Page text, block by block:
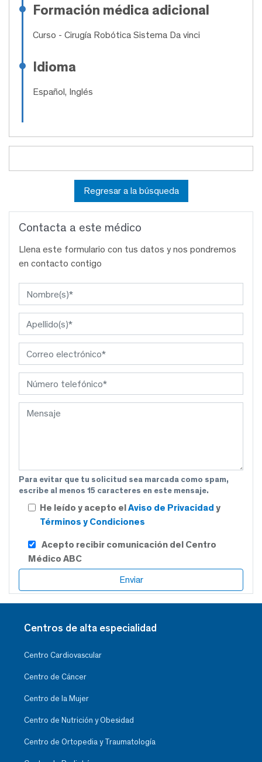
Formación médica adicional
Curso - Cirugía Robótica Sistema Da vinci
Idioma
Español, Inglés
Regresar a la búsqueda
Contacta a este médico
Llena este formulario con tus datos y nos pondremos
en contacto contigo
Para evitar que tu solicitud sea marcada como spam,
escribe al menos 15 caracteres en este mensaje.
He leído y acepto elAviso de Privacidad y
Términos y Condiciones
Acepto recibir comunicación del Centro
Médico ABC
Centros de alta especialidad
Centro Cardiovascular
Centro de Cáncer
Centro de la Mujer
Centro de Nutrición y Obesidad
Centro de Ortopedia y Traumatología